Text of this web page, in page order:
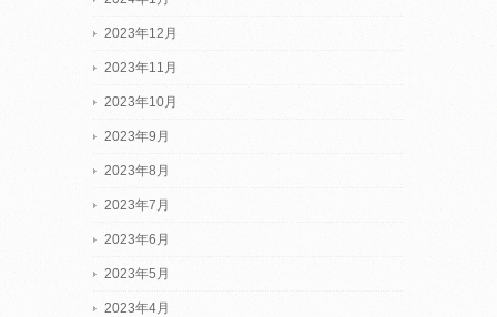
2023年12月
2023年11月
2023年10月
2023年9月
2023年8月
2023年7月
2023年6月
2023年5月
2023年4月